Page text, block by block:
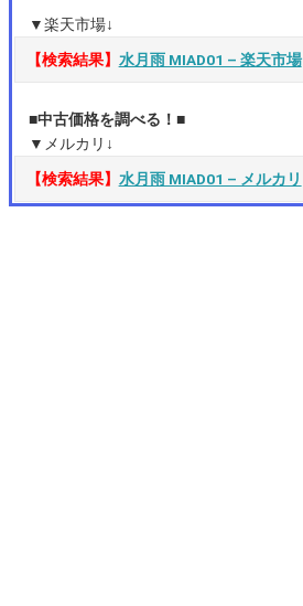
▼楽天市場↓
【検索結果】 水月雨 MIAD01 – 楽天市場
■中古価格を調べる！■
▼メルカリ↓
【検索結果】 水月雨 MIAD01 – メルカリ